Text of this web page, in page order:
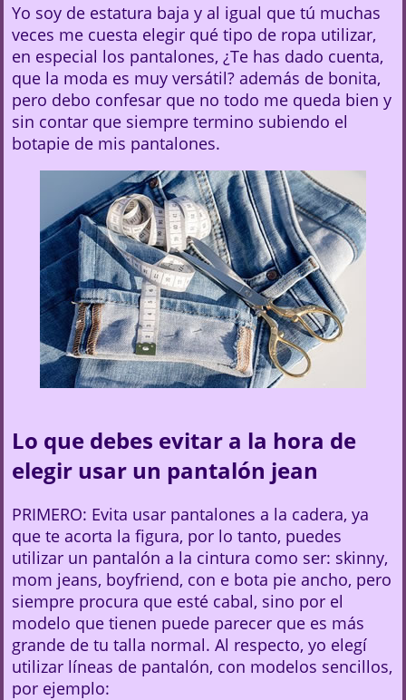
Yo soy de estatura baja y al igual que tú muchas
veces me cuesta elegir qué tipo de ropa utilizar,
en especial los pantalones, ¿Te has dado cuenta,
que la moda es muy versátil? además de bonita,
pero debo confesar que no todo me queda bien y
sin contar que siempre termino subiendo el
botapie de mis pantalones.
Lo que debes evitar a la hora de
elegir usar un pantalón jean
PRIMERO: Evita usar pantalones a la cadera, ya
que te acorta la figura, por lo tanto, puedes
utilizar un pantalón a la cintura como ser: skinny,
mom jeans, boyfriend, con e bota pie ancho, pero
siempre procura que esté cabal, sino por el
modelo que tienen puede parecer que es más
grande de tu talla normal. Al respecto, yo elegí
utilizar líneas de pantalón, con modelos sencillos,
por ejemplo: